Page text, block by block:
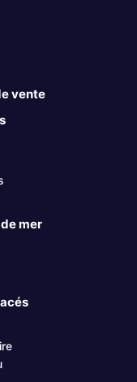
vente
mer